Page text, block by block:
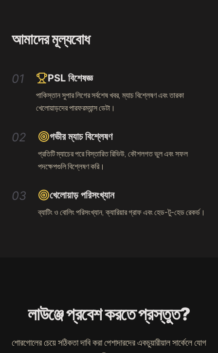
আমাদের মূল্যবোধ
01 PSL বিশেষজ্ঞ
পাকিস্তান সুপার লিগের সর্বশেষ খবর, ম্যাচ বিশ্লেষণ এবং তারকা
খেলোয়াড়দের পারফরম্যান্স ডেটা।
02 গভীর ম্যাচ বিশ্লেষণ
প্রতিটি ম্যাচের পরে বিস্তারিত রিভিউ, কৌশলগত ভুল এবং সফল
পদক্ষেপগুলি বিশ্লেষণ করি।
03 খেলোয়াড় পরিসংখ্যান
ব্যাটিং ও বোলিং পরিসংখ্যান, ক্যারিয়ার গ্রাফ এবং হেড-টু-হেড রেকর্ড।
লাউঞ্জে প্রবেশ করতে প্রস্তুত?
শোরগোলের চেয়ে সঠিকতা দাবি করা পেশাদারদের একচুয়ারীয়াল সার্কেলে যোগ